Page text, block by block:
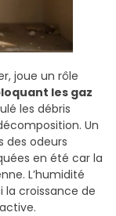
joue un rôle
les gaz
les débris
Un
des odeurs
en été car la
L’humidité
la croissance de